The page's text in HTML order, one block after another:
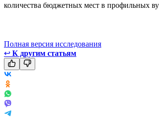
количества бюджетных мест в профильных
Полная версия исследования
↩ К другим статьям